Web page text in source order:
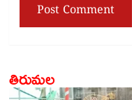
తిరుమల